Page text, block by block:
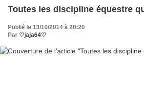
Toutes les discipline équestre
Publié le 13/10/2014 à 20:20
Par ♡jaja64♡